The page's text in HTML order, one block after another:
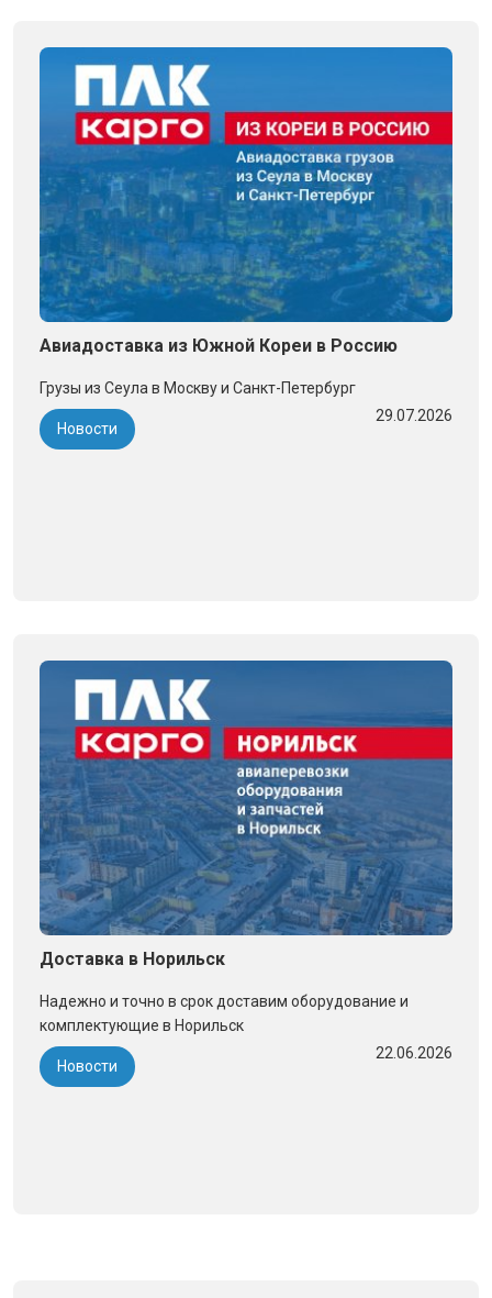
Авиадоставка из Южной Кореи в Россию
Грузы из Сеула в Москву и Санкт-Петербург
Новости
29.07.2026
Доставка в Норильск
Надежно и точно в срок доставим оборудование и
комплектующие в Норильск
Новости
22.06.2026